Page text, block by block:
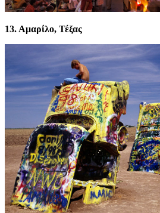
13. Αμαρίλο, Τέξας